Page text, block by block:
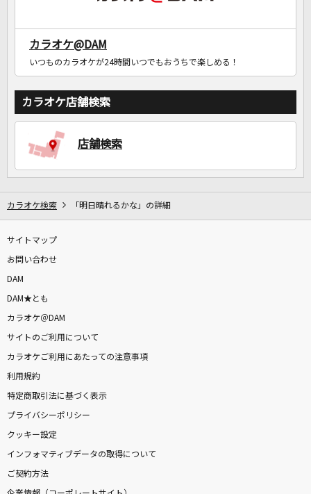
カラオケ@DAM
いつものカラオケが24時間いつでもおうちで楽しめる！
カラオケ店舗検索
店舗検索
カラオケ検索 「明日晴れるかな」の詳細
サイトマップ
お問い合わせ
DAM
DAM★とも
カラオケ＠DAM
サイトのご利用について
カラオケご利用にあたっての注意事項
利用規約
特定商取引法に基づく表示
プライバシーポリシー
クッキー設定
インフォマティブデータの取得について
ご契約方法